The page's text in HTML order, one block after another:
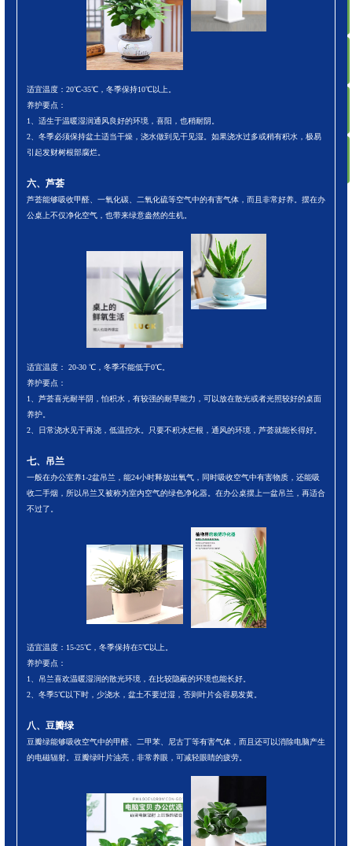
适宜温度：20℃-35℃，冬季保持10℃以上。
养护要点：
1、适生于温暖湿润通风良好的环境，喜阳，也稍耐阴。
2、冬季必须保持盆土适当干燥，浇水做到见干见湿。如果浇水过多或稍有积水，极易
引起发财树根部腐烂。
六、芦荟
芦荟能够吸收甲醛、一氧化碳、二氧化硫等空气中的有害气体，而且非常好养。摆在办
公桌上不仅净化空气，也带来绿意盎然的生机。
适宜温度： 20-30 ℃，冬季不能低于0℃。
养护要点：
1、芦荟喜光耐半阴，怕积水，有较强的耐旱能力，可以放在散光或者光照较好的桌面
养护。
2、日常浇水见干再浇，低温控水。只要不积水烂根，通风的环境，芦荟就能长得好。
七、吊兰
一般在办公室养1-2盆吊兰，能24小时释放出氧气，同时吸收空气中有害物质，还能吸
收二手烟，所以吊兰又被称为室内空气的绿色净化器。在办公桌摆上一盆吊兰，再适合
不过了。
适宜温度：15-25℃，冬季保持在5℃以上。
养护要点：
1、吊兰喜欢温暖湿润的散光环境，在比较隐蔽的环境也能长好。
2、冬季5℃以下时，少浇水，盆土不要过湿，否则叶片会容易发黄。
八、豆瓣绿
豆瓣绿能够吸收空气中的甲醛、二甲苯、尼古丁等有害气体，而且还可以消除电脑产生
的电磁辐射。豆瓣绿叶片油亮，非常养眼，可减轻眼睛的疲劳。
微信二维码